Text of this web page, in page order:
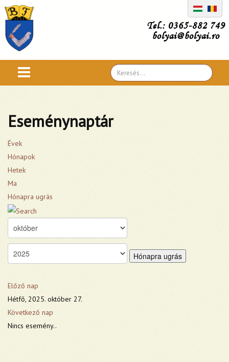
Tel.: 0365-882 749
bolyai@bolyai.ro
Search
...
Eseménynaptár
Évek
Hónapok
Hetek
Ma
Hónapra ugrás
Hónapra ugrás
Előző nap
Hétfő, 2025. október 27.
Következő nap
Nincs esemény..